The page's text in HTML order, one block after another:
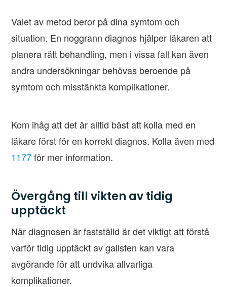
Valet av metod beror på dina symtom och
situation. En noggrann diagnos hjälper läkaren att
planera rätt behandling, men i vissa fall kan även
andra undersökningar behövas beroende på
symtom och misstänkta komplikationer.
Kom ihåg att det är alltid bäst att kolla med en
läkare först för en korrekt diagnos. Kolla även med
1177för mer information.
Övergång till vikten av tidig
upptäckt
När diagnosen är fastställd är det viktigt att förstå
varför tidig upptäckt av gallsten kan vara
avgörande för att undvika allvarliga
komplikationer.